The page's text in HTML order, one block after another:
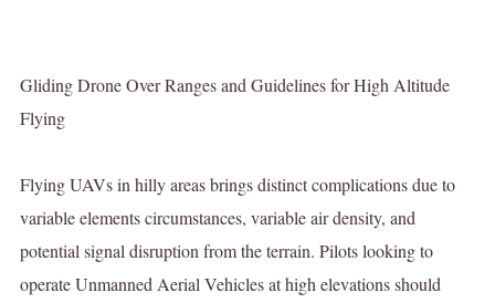
Gliding Drone Over Ranges and Guidelines for High Altitude
Flying
Flying UAVs in hilly areas brings distinct complications due to
variable elements circumstances, variable air density, and
potential signal disruption from the terrain. Pilots looking to
operate Unmanned Aerial Vehicles at high elevations should